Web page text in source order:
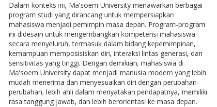
Dalam konteks ini, Ma'soem University menawarkan berbagai
program studi yang dirancang untuk mempersiapkan
mahasiswa menjadi pemimpin masa depan. Program-program
ini didesain untuk mengembangkan kompetensi mahasiswa
secara menyeluruh, termasuk dalam bidang kepemimpinan,
kemampuan memposisiskan diri, interaksi lintas generasi, dan
sensitivitas yang tinggi. Dengan demikian, mahasiswa di
Ma'soem University dapat menjadi manusia modern yang lebih
mudah menerima dan menyesuaikan diri dengan perubahan-
perubahan, lebih ahli dalam menyatakan pendapatnya, memiliki
rasa tanggung jawab, dan lebih berorientasi ke masa depan.